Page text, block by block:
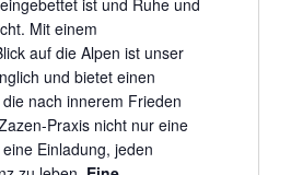
ist und Ruhe und
Mit einem
auf die Alpen ist unser
und bietet einen
nach innerem Frieden
Praxis nicht nur eine
Einladung, jeden